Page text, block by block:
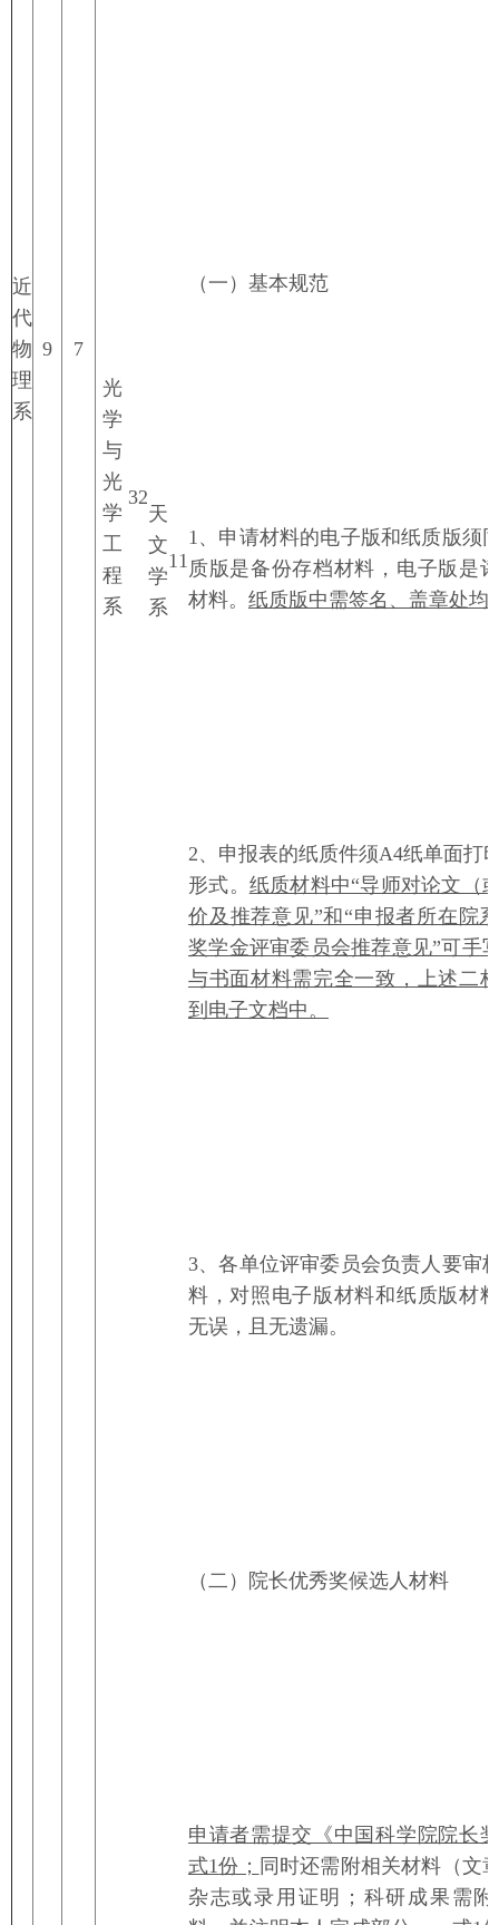
近
代
物
理
系
9
7
光
学
与
光
学
工
程
系
32
天
文
学
系
11
（一）基本规范
1、申请材料的电子版和纸质版须
质版是备份存档材料，电子版是
材料。 纸质版中需签名、盖章处均
2、申报表的纸质件须A4纸单面打
形式。 纸质材料中“导师对论文（
价及推荐意见”和“申报者所在院
奖学金评审委员会推荐意见”可手
与书面材料需完全一致，上述二
到电子文档中。
3、各单位评审委员会负责人要审
料，对照电子版材料和纸质版材
无误，且无遗漏。
（二）院长优秀奖候选人材料
申请者需提交《中国科学院院长
式1份； 同时还需附相关材料（文
杂志或录用证明；科研成果需